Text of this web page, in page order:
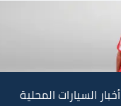
أخبار السيارات المحلية